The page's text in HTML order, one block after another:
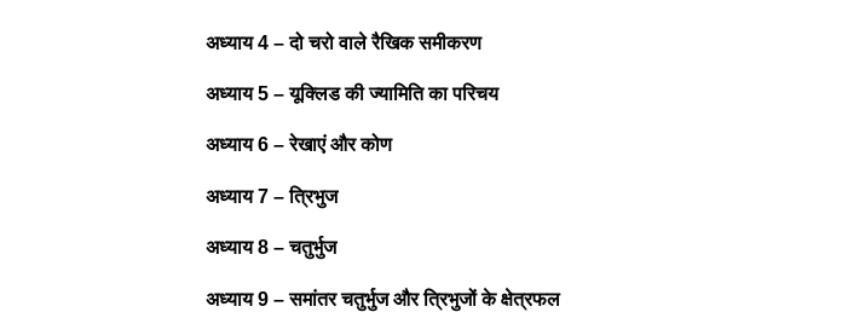
अध्याय 4 –दो चरो वाले रैखिक समीकरण
अध्याय 5 –यूक्लिड की ज्यामिति का परिचय
अध्याय 6 –रेखाएं और कोण
अध्याय 7 –त्रिभुज
अध्याय 8 –चतुर्भुज
अध्याय 9 –समांतर चतुर्भुज और त्रिभुजों के क्षेत्रफल